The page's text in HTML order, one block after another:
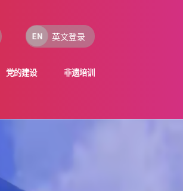
英文登录
党的建设 非遗培训